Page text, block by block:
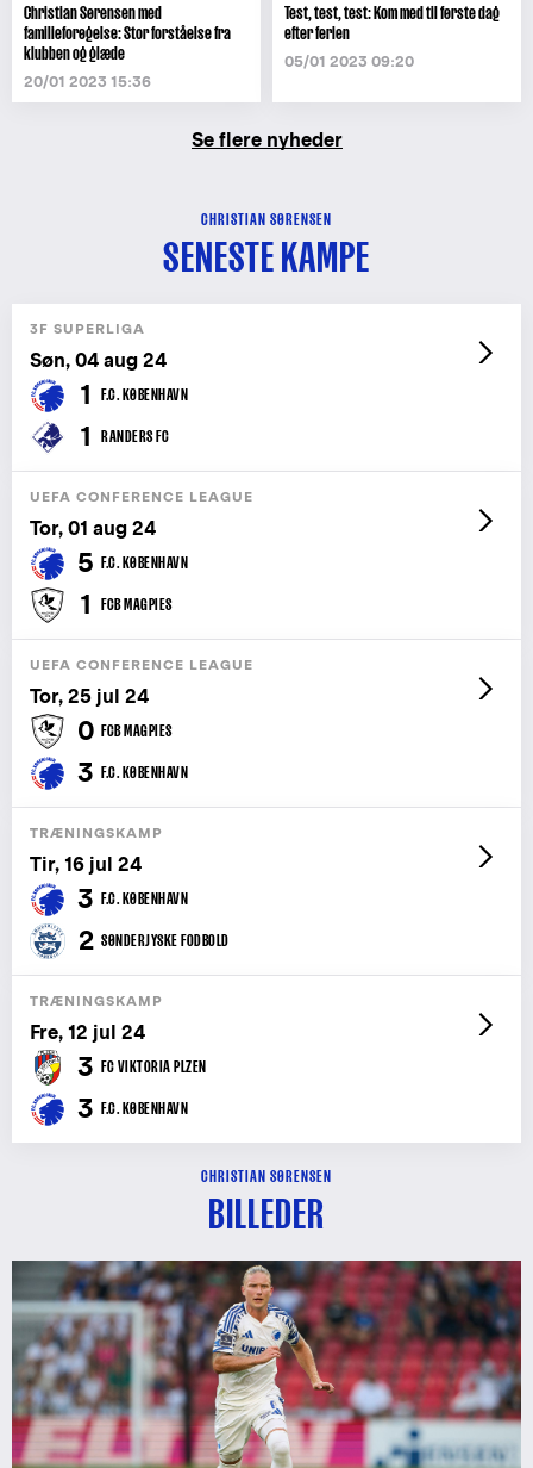
Christian Sørensen med
familieforøgelse: Stor forståelse fra
klubben og glæde
20/01 2023 15:36
Test, test, test: Kom med til første dag
efter ferien
05/01 2023 09:20
Se flere nyheder
CHRISTIAN SØRENSEN
SENESTE KAMPE
3F SUPERLIGA
Søn, 04 aug 24
1 F.C. KØBENHAVN
1 RANDERS FC
UEFA CONFERENCE LEAGUE
Tor, 01 aug 24
5 F.C. KØBENHAVN
1 FCB MAGPIES
UEFA CONFERENCE LEAGUE
Tor, 25 jul 24
0 FCB MAGPIES
3 F.C. KØBENHAVN
TRÆNINGSKAMP
Tir, 16 jul 24
3 F.C. KØBENHAVN
2 SØNDERJYSKE FODBOLD
TRÆNINGSKAMP
Fre, 12 jul 24
3 FC VIKTORIA PLZEN
3 F.C. KØBENHAVN
CHRISTIAN SØRENSEN
BILLEDER